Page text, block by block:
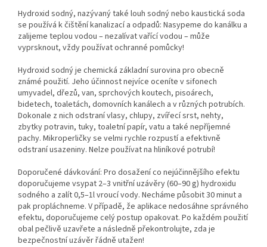
Hydroxid sodný, nazývaný také louh sodný nebo kaustická soda
se používá k čištění kanalizací a odpadů: Nasypeme do kanálku a
zalijeme teplou vodou – nezalívat vařící vodou – může
vyprsknout, vždy používat ochranné pomůcky!
Hydroxid sodný je chemická základní surovina pro obecně
známé použití. Jeho účinnost nejvíce oceníte v sifonech
umyvadel, dřezů, van, sprchových koutech, pisoárech,
bidetech, toaletách, domovních kanálech a v různých potrubích.
Dokonale z nich odstraní vlasy, chlupy, zvířecí srst, nehty,
zbytky potravin, tuky, toaletní papír, vatu a také nepříjemné
pachy. Mikroperličky se velmi rychle rozpustí a efektivně
odstraní usazeniny. Nelze používat na hliníkové potrubí!
Doporučené dávkování: Pro dosažení co nejúčinnějšího efektu
doporučujeme vsypat 2–3 vnitřní uzávěry (60–90 g) hydroxidu
sodného a zalít 0,5–1l vroucí vody. Necháme působit 30 minut a
pak propláchneme. V případě, že aplikace nedosáhne správného
efektu, doporučujeme celý postup opakovat. Po každém použití
obal pečlivě uzavřete a následně překontrolujte, zda je
bezpečnostní uzávěr řádně utažen!